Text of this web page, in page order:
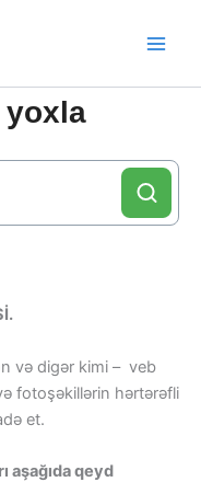
yoxla
və digər kimi – veb
fotoşəkillərin hərtərəfli
et.
aşağıda qeyd